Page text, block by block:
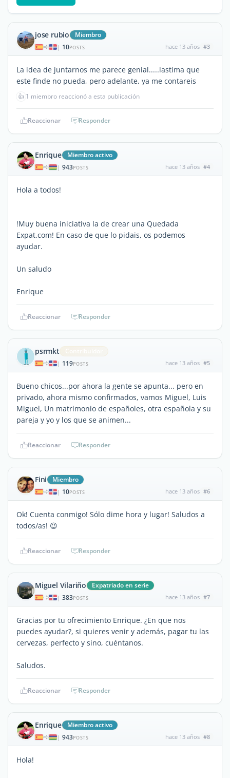
jose rubio Miembro
| 10POSTS hace 13 años #3
La idea de juntarnos me parece genial.....lastima que
este finde no pueda, pero adelante, ya me contareis
👍 1 miembro reaccionó a esta publicación
Reaccionar Responder
Enrique Miembro activo
| 943POSTS hace 13 años #4
Hola a todos!
!Muy buena iniciativa la de crear una Quedada
Expat.com! En caso de que lo pidais, os podemos
ayudar.
Un saludo
Enrique
Reaccionar Responder
psrmkt
| 119POSTS hace 13 años #5
Bueno chicos...por ahora la gente se apunta... pero en
privado, ahora mismo confirmados, vamos Miguel, Luis
Miguel, Un matrimonio de españoles, otra española y su
pareja y yo y los que se animen...
Reaccionar Responder
Fini Miembro
| 10POSTS hace 13 años #6
Ok! Cuenta conmigo! Sólo dime hora y lugar! Saludos a
todos/as! 😉
Reaccionar Responder
Miguel Vilariño Expatriado en serie
| 383POSTS hace 13 años #7
Gracias por tu ofrecimiento Enrique. ¿En que nos
puedes ayudar?, si quieres venir y además, pagar tu las
cervezas, perfecto y sino, cuéntanos.
Saludos.
Reaccionar Responder
Enrique Miembro activo
| 943POSTS hace 13 años #8
Hola!